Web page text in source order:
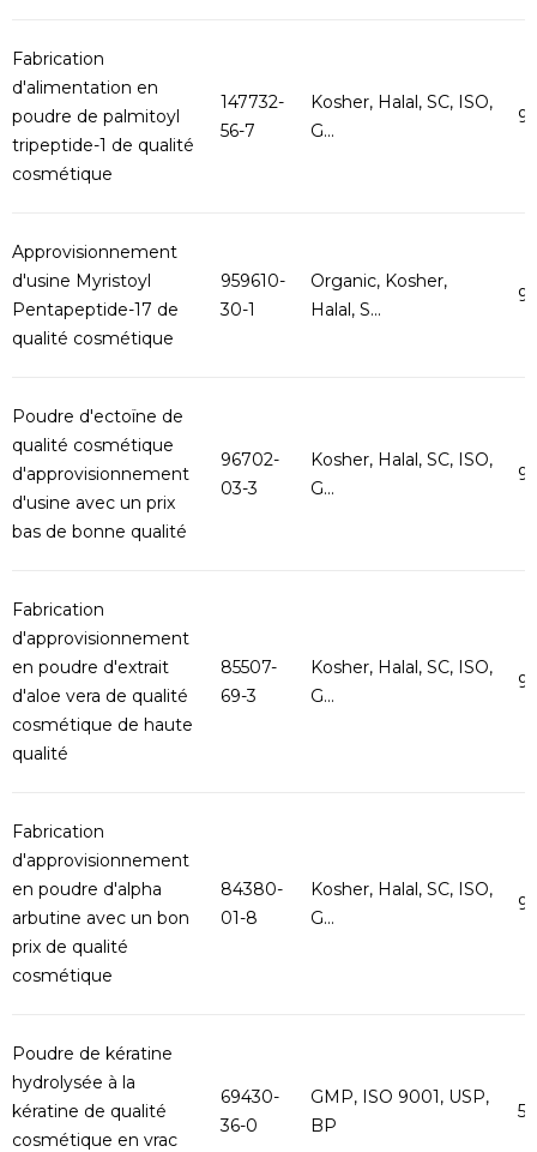
Fabrication
d'alimentation en
poudre de palmitoyl
tripeptide-1 de qualité
cosmétique
147732-
56-7
Kosher, Halal, SC, ISO,
G...
Approvisionnement
d'usine Myristoyl
Pentapeptide-17 de
qualité cosmétique
959610-
30-1
Organic, Kosher,
Halal, S...
Poudre d'ectoïne de
qualité cosmétique
d'approvisionnement
d'usine avec un prix
bas de bonne qualité
96702-
03-3
Kosher, Halal, SC, ISO,
G...
Fabrication
d'approvisionnement
en poudre d'extrait
d'aloe vera de qualité
cosmétique de haute
qualité
85507-
69-3
Kosher, Halal, SC, ISO,
G...
Fabrication
d'approvisionnement
en poudre d'alpha
arbutine avec un bon
prix de qualité
cosmétique
84380-
01-8
Kosher, Halal, SC, ISO,
G...
Poudre de kératine
hydrolysée à la
kératine de qualité
cosmétique en vrac
69430-
36-0
GMP, ISO 9001, USP,
BP